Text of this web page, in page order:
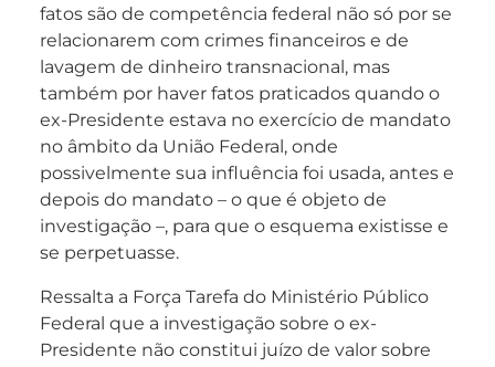
fatos são de competência federal não só por se
relacionarem com crimes financeiros e de
lavagem de dinheiro transnacional, mas
também por haver fatos praticados quando o
ex-Presidente estava no exercício de mandato
no âmbito da União Federal, onde
possivelmente sua influência foi usada, antes e
depois do mandato – o que é objeto de
investigação –, para que o esquema existisse e
se perpetuasse.
Ressalta a Força Tarefa do Ministério Público
Federal que a investigação sobre o ex-
Presidente não constitui juízo de valor sobre